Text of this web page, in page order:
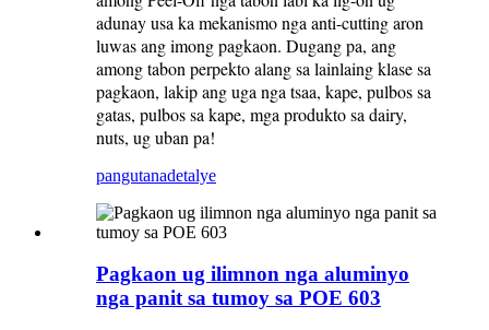
adunay usa ka mekanismo nga anti-cutting aron
luwas ang imong pagkaon. Dugang pa, ang
among tabon perpekto alang sa lainlaing klase sa
pagkaon, lakip ang uga nga tsaa, kape, pulbos sa
gatas, pulbos sa kape, mga produkto sa dairy,
nuts, ug uban pa!
pangutanadetalye
Pagkaon ug ilimnon nga aluminyo
nga panit sa tumoy sa POE 603